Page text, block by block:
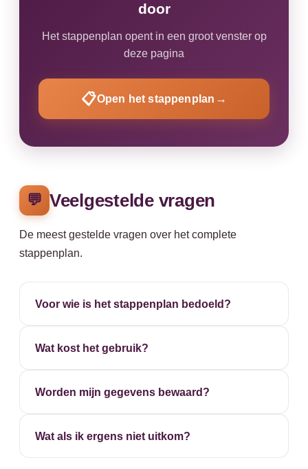
door
Het stappenplan opent in een groot venster op
deze pagina
📋Open het stappenplan →
💬 Veelgestelde vragen
De meest gestelde vragen over het complete
stappenplan.
Voor wie is het stappenplan bedoeld?
Wat kost het gebruik?
Worden mijn gegevens bewaard?
Wat als ik ergens niet uitkom?